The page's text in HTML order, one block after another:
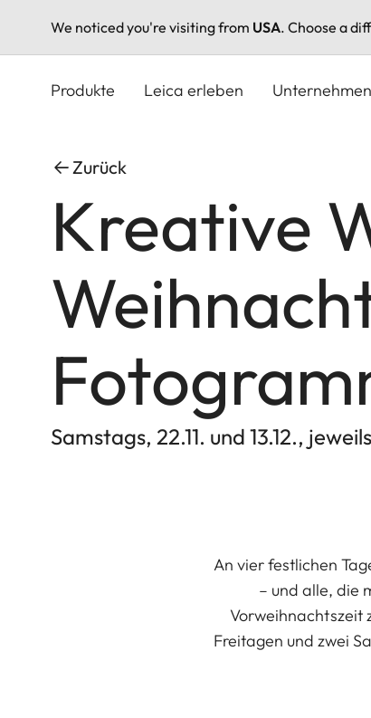
We noticed you're visiting from USA. Choose a
Produkte Leica erleben Unternehmen
Zurück
Kreative
Samstags, 22.11. und 13.12.,
An vier festlichen
– und alle, die
Vorweihnachtszeit
Freitagen und zwei